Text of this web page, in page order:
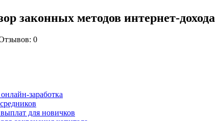
законных методов интернет-дохода
0
заработка
для новичков